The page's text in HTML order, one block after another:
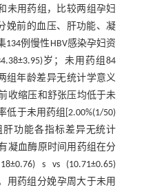
未用药组，比较两组孕妇
娩前的血压、肝功能、凝
134例慢性HBV感染孕妇资
岁；未用药组84
组年龄差异无统计学意义
收缩压和舒张压均低于未
低于未用药组[2.00%(1/50)
肝功能各指标差异无统计
凝血酶原时间用药组在分
s vs (10.71±0.65)
用药组分娩孕周大于未用